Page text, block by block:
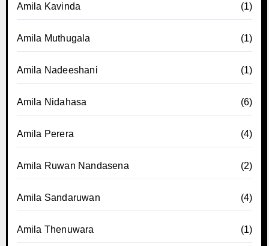
Amila Kavinda (1)
Amila Muthugala (1)
Amila Nadeeshani (1)
Amila Nidahasa (6)
Amila Perera (4)
Amila Ruwan Nandasena (2)
Amila Sandaruwan (4)
Amila Thenuwara (1)